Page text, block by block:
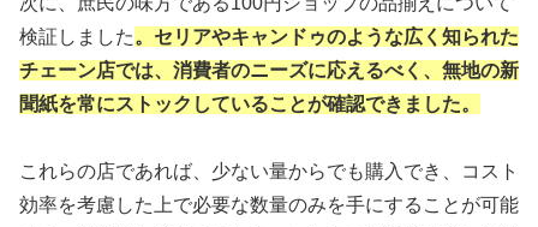
検証しました。セリアやキャンドゥのような広く知られた
チェーン店では、消費者のニーズに応えるべく、無地の新
聞紙を常にストックしていることが確認できました。
これらの店であれば、少ない量からでも購入でき、コスト
効率を考慮した上で必要な数量のみを手にすることが可能